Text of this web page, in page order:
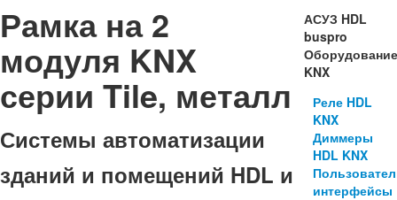
Рамка на 2
модуля KNX
серии Tile, металл
Системы автоматизации
зданий и помещений HDL и
АСУЗ HDL
buspro
KNX
Реле HDL
KNX
Диммеры
HDL KNX
интерфейсы